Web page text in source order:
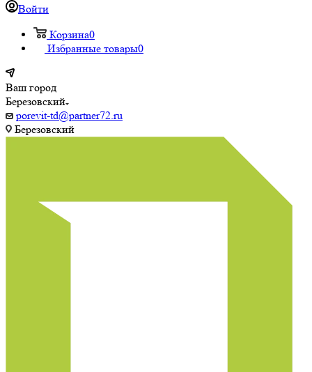
Войти
Корзина0
Избранные товары0
Ваш город
Березовский
porevit-td@partner72.ru
Березовский